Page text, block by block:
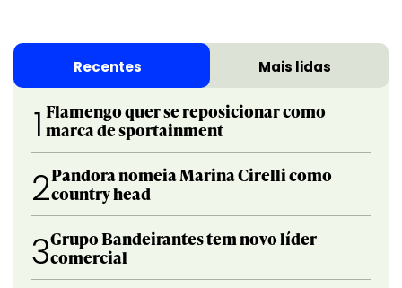
Recentes Mais lidas
1 Flamengo quer se reposicionar como
marca de sportainment
2Pandora nomeia Marina Cirelli como
country head
3Grupo Bandeirantes tem novo líder
comercial